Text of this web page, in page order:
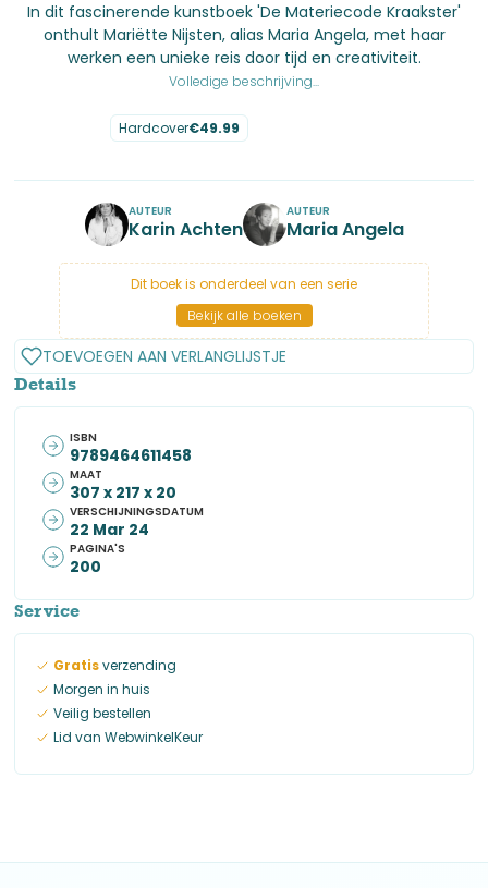
In dit fascinerende kunstboek 'De Materiecode Kraakster'
onthult Mariëtte Nijsten, alias Maria Angela, met haar
werken een unieke reis door tijd en creativiteit.
Volledige beschrijving...
Hardcover€49.99
AUTEUR
Karin Achten
AUTEUR
Maria Angela
Dit boek is onderdeel van een serie
Bekijk alle boeken
TOEVOEGEN AAN VERLANGLIJSTJE
Details
ISBN
9789464611458
MAAT
307 x 217 x 20
VERSCHIJNINGSDATUM
22 Mar 24
PAGINA'S
200
Service
Gratisverzending
Morgen in huis
Veilig bestellen
Lid van WebwinkelKeur